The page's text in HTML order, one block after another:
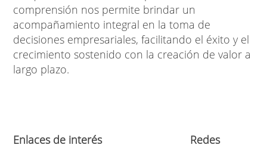
comprensión nos permite brindar un
acompañamiento integral en la toma de
decisiones empresariales, facilitando el éxito y el
crecimiento sostenido con la creación de valor a
largo plazo.
Enlaces de interés
Redes